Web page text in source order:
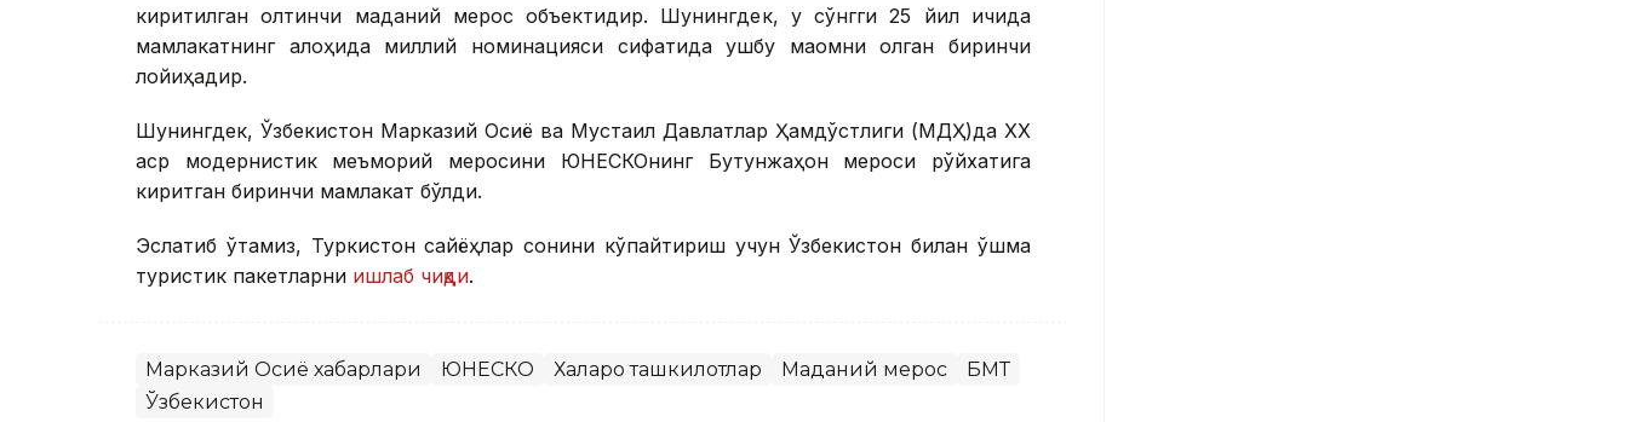
киритилган олтинчи маданий мерос объектидир. Шунингдек, у сўнгги 25 йил ичида
мамлакатнинг алоҳида миллий номинацияси сифатида ушбу мақомни олган биринчи
лойиҳадир.
Шунингдек, Ўзбекистон Марказий Осиё ва Мустақил Давлатлар Ҳамдўстлиги (МДҲ)да ХХ
аср модернистик меъморий меросини ЮНEСКОнинг Бутунжаҳон мероси рўйхатига
киритган биринчи мамлакат бўлди.
Эслатиб ўтамиз, Туркистон сайёҳлар сонини кўпайтириш учун Ўзбекистон билан қўшма
туристик пакетларни ишлаб чиқди.
Марказий Осиё хабарлари ЮНЕСКО Халқаро ташкилотлар Маданий мерос
БМТ
Ўзбекистон